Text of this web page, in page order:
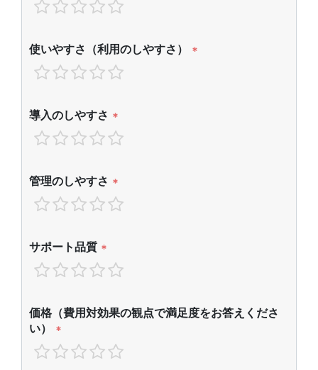
使いやすさ（利用のしやすさ） *
導入のしやすさ *
管理のしやすさ *
サポート品質 *
価格（費用対効果の観点で満足度をお答えくださ
い）
*